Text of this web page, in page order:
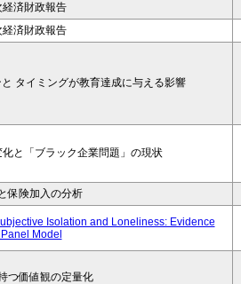
済財政報告
済財政報告
タイミングが教育達成に与える影響
と「ブラック企業問題」の現状
保険加入の分析
Isolation and Loneliness: Evidence
Model
つ価値観の定量化